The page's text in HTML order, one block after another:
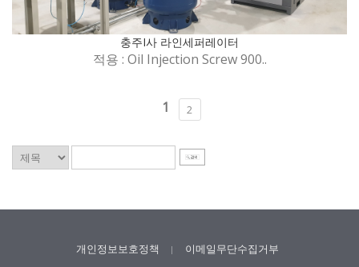
충주I사 라인세퍼레이터
적용 : Oil Injection Screw 900..
1 2
개인정보보호정책 이메일무단수집거부